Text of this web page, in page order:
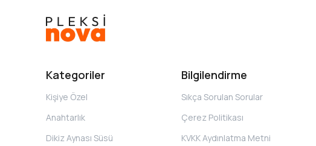
Kategoriler
Kişiye Özel
Anahtarlık
Dikiz Aynası Süsü
Bilgilendirme
Sıkça Sorulan Sorular
Çerez Politikası
KVKK Aydınlatma Metni